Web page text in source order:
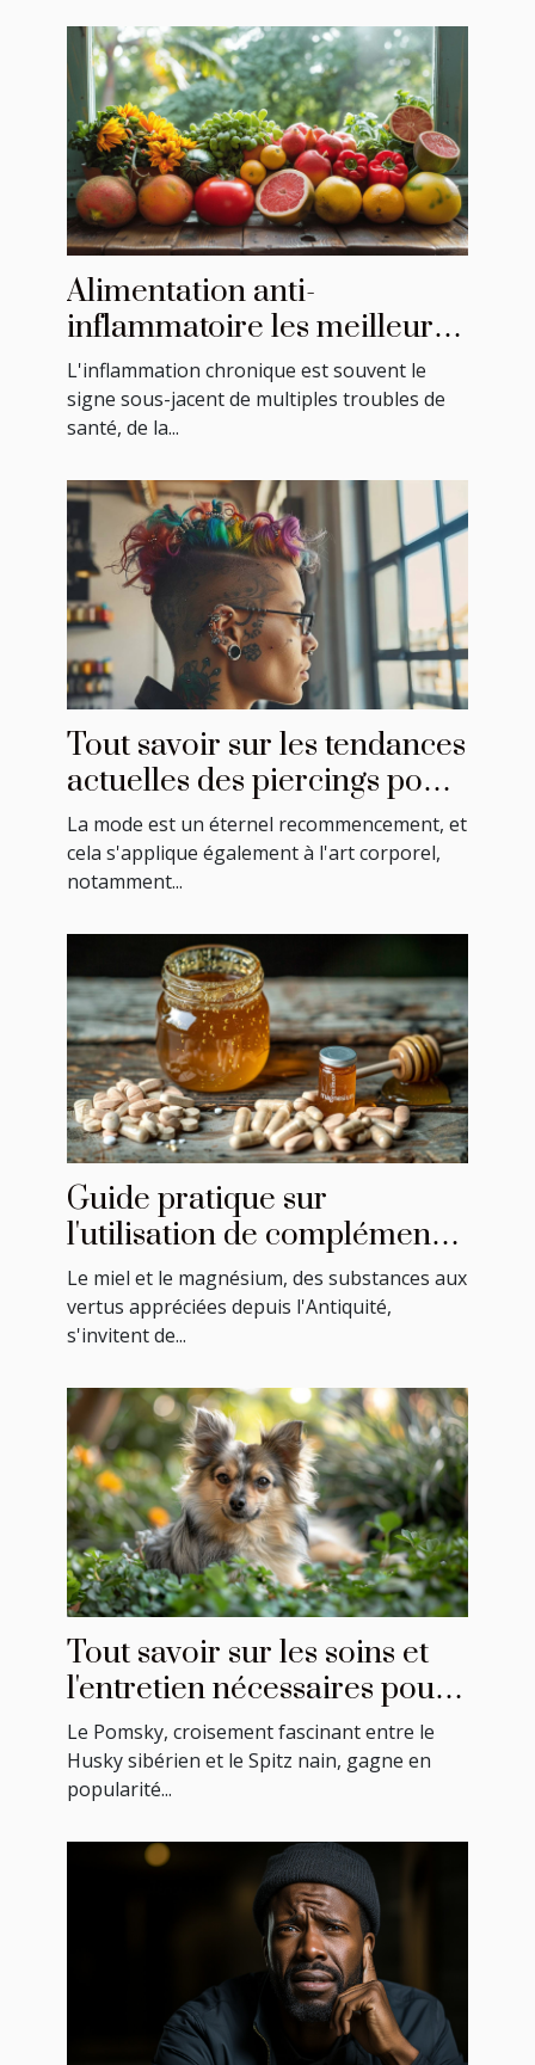
Alimentation anti-
inflammatoire les meilleurs
aliments pour combattre
l'inflammation
L'inflammation chronique est souvent le
signe sous-jacent de multiples troubles de
santé, de la...
Tout savoir sur les tendances
actuelles des piercings pour
cartilage
La mode est un éternel recommencement, et
cela s'applique également à l'art corporel,
notamment...
Guide pratique sur
l'utilisation de compléments
à base de miel et magnésium
Le miel et le magnésium, des substances aux
vertus appréciées depuis l'Antiquité,
s'invitent de...
Tout savoir sur les soins et
l'entretien nécessaires pour
un Pomsky
Le Pomsky, croisement fascinant entre le
Husky sibérien et le Spitz nain, gagne en
popularité...